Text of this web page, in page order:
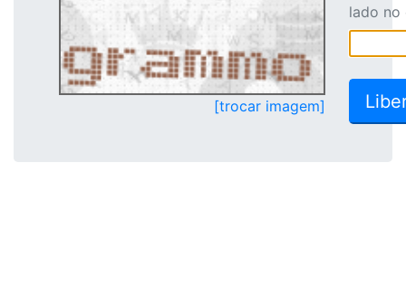
[trocar imagem]
lado no